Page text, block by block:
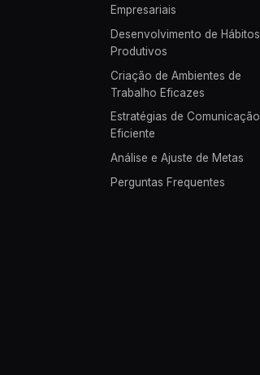
Empresariais
Desenvolvimento de Hábitos
Produtivos
Criação de Ambientes de
Trabalho Eficazes
Estratégias de Comunicação
Eficiente
Análise e Ajuste de Metas
Perguntas Frequentes